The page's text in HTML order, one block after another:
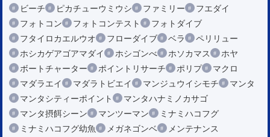
ビーチ
ピカチューウミウシ ファミリー
フエダイ
フォトコン
フォトコンテスト
フォトダイブ
フタイロカエルウオ
フローダイブ ベラ
ペリリュー
ホシカゲアゴアマダイ
ホシゴンべ ホソカマス
ホヤ
ボートチャーター
ポイントリサーチ ポリプ
マクロ
マダラエイ
マダラトビエイ マンジュウイシモチ
マンタ
マンタシティーポイント
マンタハナミノカサゴ
マンタ摂餌シーン
マンツーマン
ミナミハコフグ
ミナミハコフグ幼魚
メガネゴンベ
メンテナンス